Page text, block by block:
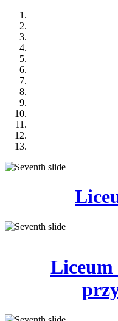
Liceum